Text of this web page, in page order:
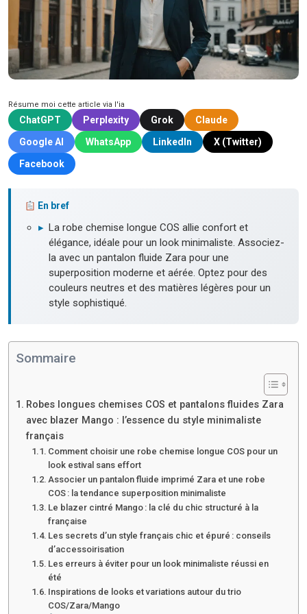
Résume moi cette article via l'ia
ChatGPT Perplexity Grok
Claude
Google AI
WhatsApp LinkedIn
X (Twitter)
Facebook
En bref
▸ La robe chemise longue COS allie confort et
élégance, idéale pour un look minimaliste. Associez-
la avec un pantalon fluide Zara pour une
superposition moderne et aérée. Optez pour des
couleurs neutres et des matières légères pour un
style sophistiqué.
Sommaire
Robes longues chemises COS et pantalons fluides Zara
avec blazer Mango : l’essence du style minimaliste
français
Comment choisir une robe chemise longue COS pour un
look estival sans effort
Associer un pantalon fluide imprimé Zara et une robe
COS : la tendance superposition minimaliste
Le blazer cintré Mango : la clé du chic structuré à la
française
Les secrets d’un style français chic et épuré : conseils
d’accessoirisation
Les erreurs à éviter pour un look minimaliste réussi en
été
Inspirations de looks et variations autour du trio
COS/Zara/Mango